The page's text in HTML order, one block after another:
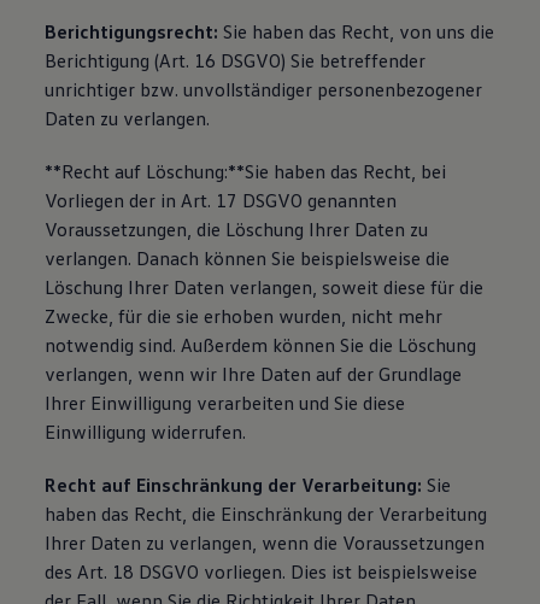
Berichtigungsrecht: Sie haben das Recht, von uns die
Berichtigung (Art. 16 DSGVO) Sie betreffender
unrichtiger bzw. unvollständiger personenbezogener
Daten zu verlangen.
**Recht auf Löschung:**Sie haben das Recht, bei
Vorliegen der in Art. 17 DSGVO genannten
Voraussetzungen, die Löschung Ihrer Daten zu
verlangen. Danach können Sie beispielsweise die
Löschung Ihrer Daten verlangen, soweit diese für die
Zwecke, für die sie erhoben wurden, nicht mehr
notwendig sind. Außerdem können Sie die Löschung
verlangen, wenn wir Ihre Daten auf der Grundlage
Ihrer Einwilligung verarbeiten und Sie diese
Einwilligung widerrufen.
Recht auf Einschränkung der Verarbeitung: Sie
haben das Recht, die Einschränkung der Verarbeitung
Ihrer Daten zu verlangen, wenn die Voraussetzungen
des Art. 18 DSGVO vorliegen. Dies ist beispielsweise